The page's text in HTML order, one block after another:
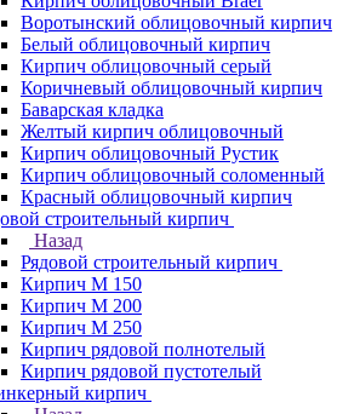
Воротынский облицовочный кирпич
Белый облицовочный кирпич
Кирпич облицовочный серый
Коричневый облицовочный кирпич
Баварская кладка
Желтый кирпич облицовочный
Кирпич облицовочный Рустик
Кирпич облицовочный соломенный
Красный облицовочный кирпич
строительный кирпич
Назад
Рядовой строительный кирпич
Кирпич М 150
Кирпич М 200
Кирпич М 250
Кирпич рядовой полнотелый
Кирпич рядовой пустотелый
кирпич